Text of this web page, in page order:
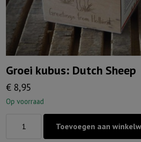
Groei kubus: Dutch Sheep
€ 8,95
Op voorraad
Toevoegen aan